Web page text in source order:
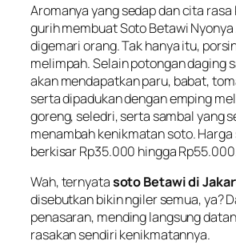
Aromanya yang sedap dan cita rasa
gurih membuat Soto Betawi
digemari orang. Tak hanya itu,
melimpah. Selain potongan daging
akan mendapatkan paru, babat,
serta dipadukan dengan emping
goreng, seledri, serta sambal yang
menambah kenikmatan soto.
berkisar Rp35.000 hingga
Wah, ternyatasoto Betawi di
disebutkan bikin ngiler semua, ya?
penasaran, mending langsung
rasakan sendiri kenikmatannya.